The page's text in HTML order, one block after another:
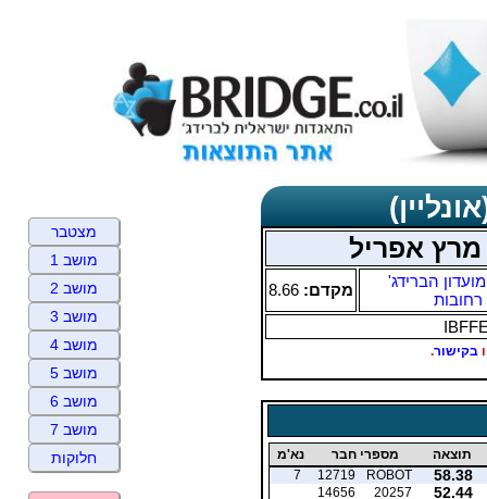
אפריל
מועדון הברידג'
רחובות
מקדם: 8.66
בקישור.
תוצאה מספרי חבר נא'מ
58.38
ROBOT
12719
7
52.44
20257
14656
מצטבר
מושב 1
מושב 2
מושב 3
מושב 4
מושב 5
מושב 6
מושב 7
חלוקות